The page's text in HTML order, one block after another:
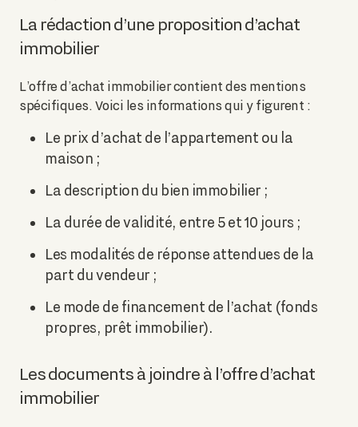
La rédaction d’une proposition d’achat
immobilier
L’offre d’achat immobilier contient des mentions
spécifiques. Voici les informations qui y figurent :
Le prix d’achat de l’appartement ou la
maison ;
La description du bien immobilier ;
La durée de validité, entre 5 et 10 jours ;
Les modalités de réponse attendues de la
part du vendeur ;
Le mode de financement de l’achat (fonds
propres, prêt immobilier).
Les documents à joindre à l’offre d’achat
immobilier